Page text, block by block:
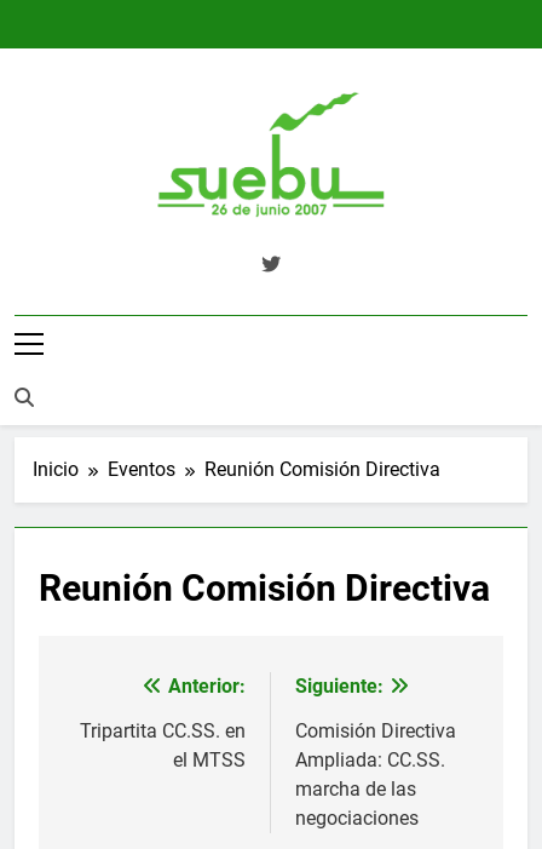
SUEBU
Sindicato Único Trabajadores UPM
Inicio Eventos Reunión Comisión Directiva
Reunión Comisión Directiva
Navegación
de
Anterior:
Tripartita CC.SS. en
el MTSS
Siguiente:
Comisión Directiva
Ampliada: CC.SS.
marcha de las
negociaciones